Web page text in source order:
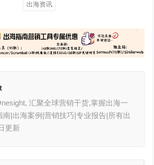
出海资讯
汇聚全球营销干货,掌握出海一
南|出海案例|营销技巧|专业报告|所有出
更新